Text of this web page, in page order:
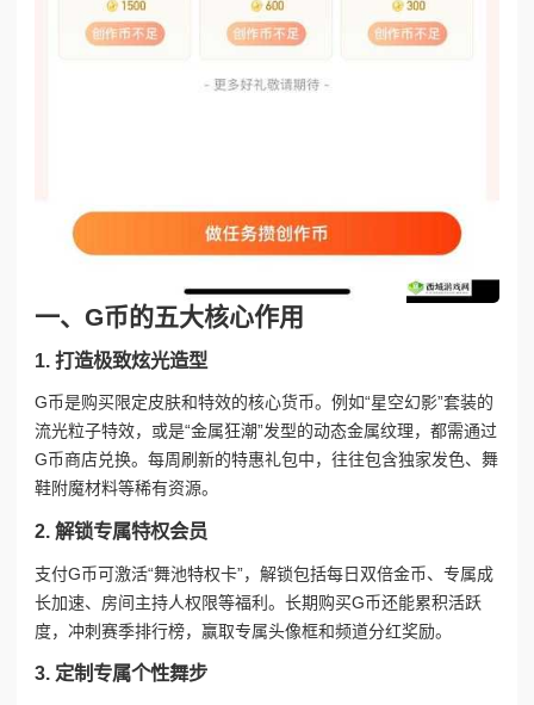
一、G币的五大核心作用
1. 打造极致炫光造型
G币是购买限定皮肤和特效的核心货币。例如“星空幻影”套装的
流光粒子特效，或是“金属狂潮”发型的动态金属纹理，都需通过
G币商店兑换。每周刷新的特惠礼包中，往往包含独家发色、舞
鞋附魔材料等稀有资源。
2. 解锁专属特权会员
支付G币可激活“舞池特权卡”，解锁包括每日双倍金币、专属成
长加速、房间主持人权限等福利。长期购买G币还能累积活跃
度，冲刺赛季排行榜，赢取专属头像框和频道分红奖励。
3. 定制专属个性舞步